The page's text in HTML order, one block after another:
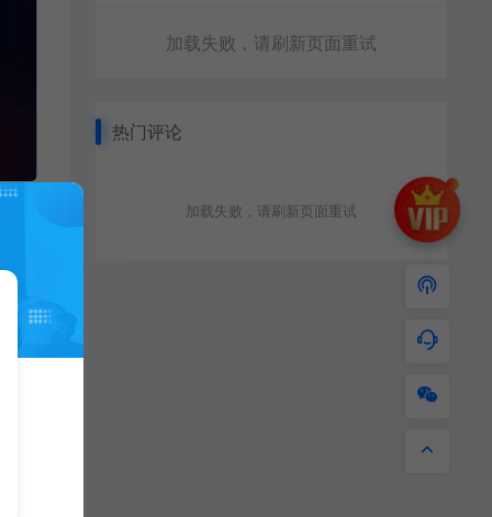
加载失败，请刷新页面重试
热门评论
加载失败，请刷新页面重试